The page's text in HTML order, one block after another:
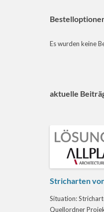
Es wurden keine
aktuelle
Stricharten
Situation:
Quellordner